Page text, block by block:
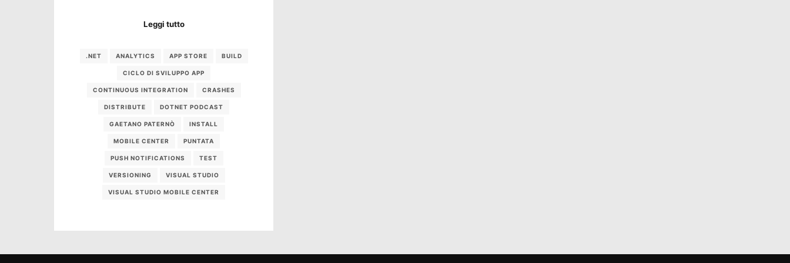
Leggi tutto
.NET ANALYTICS APP STORE BUILD
CICLO DI SVILUPPO APP
CONTINUOUS INTEGRATION CRASHES
DISTRIBUTE DOTNET PODCAST
GAETANO PATERNÒ INSTALL
MOBILE CENTER PUNTATA
PUSH NOTIFICATIONS TEST
VERSIONING VISUAL STUDIO
VISUAL STUDIO MOBILE CENTER